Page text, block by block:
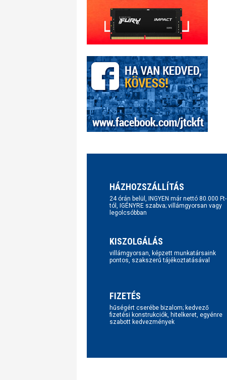
HÁZHOZSZÁLLÍTÁS
24 órán belül, INGYEN már nettó 80.000 Ft-
tól, IGÉNYRE szabva; villámgyorsan vagy
legolcsóbban
KISZOLGÁLÁS
villámgyorsan, képzett munkatársaink
pontos, szakszerű tájékoztatásával
FIZETÉS
hűségért cserébe bizalom; kedvező
fizetési konstrukciók, hitelkeret, egyénre
szabott kedvezmények